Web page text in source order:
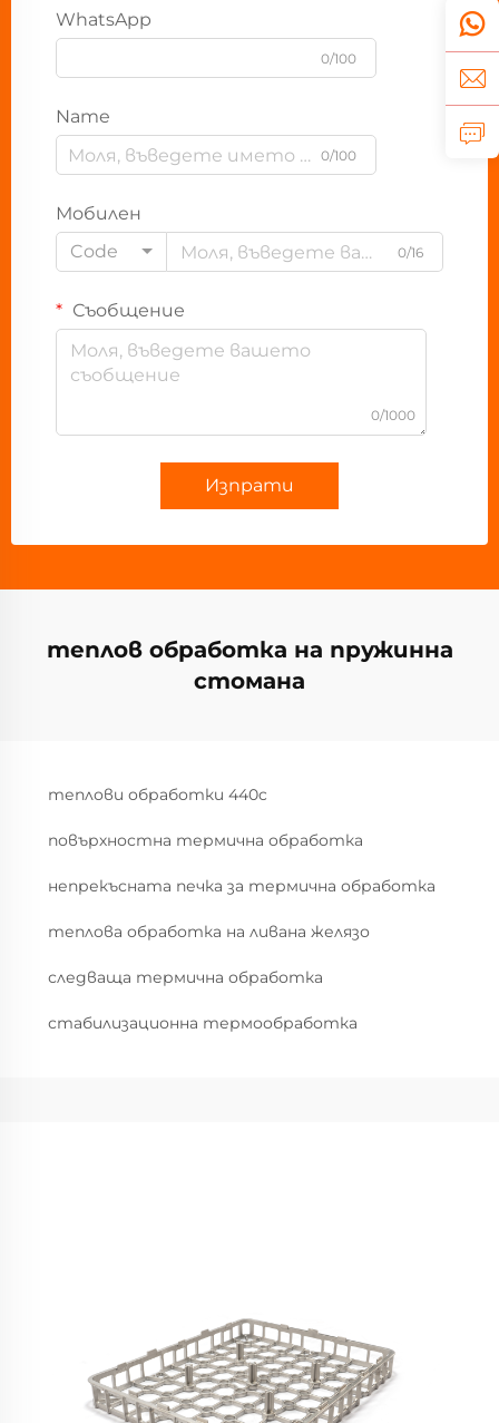
WhatsApp
0/100
Name
0/100
Мобилен
Code
0/16
Съобщение
0/1000
Изпрати
теплов обработка на пружинна
стомана
теплови обработки 440c
повърхностна термична обработка
непрекъсната печка за термична обработка
теплова обработка на ливана желязо
следваща термична обработка
стабилизационна термообработка